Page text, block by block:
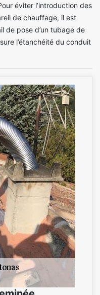
éviter l’introduction des
de chauffage, il est
de pose d’un tubage de
l’étanchéité du conduit